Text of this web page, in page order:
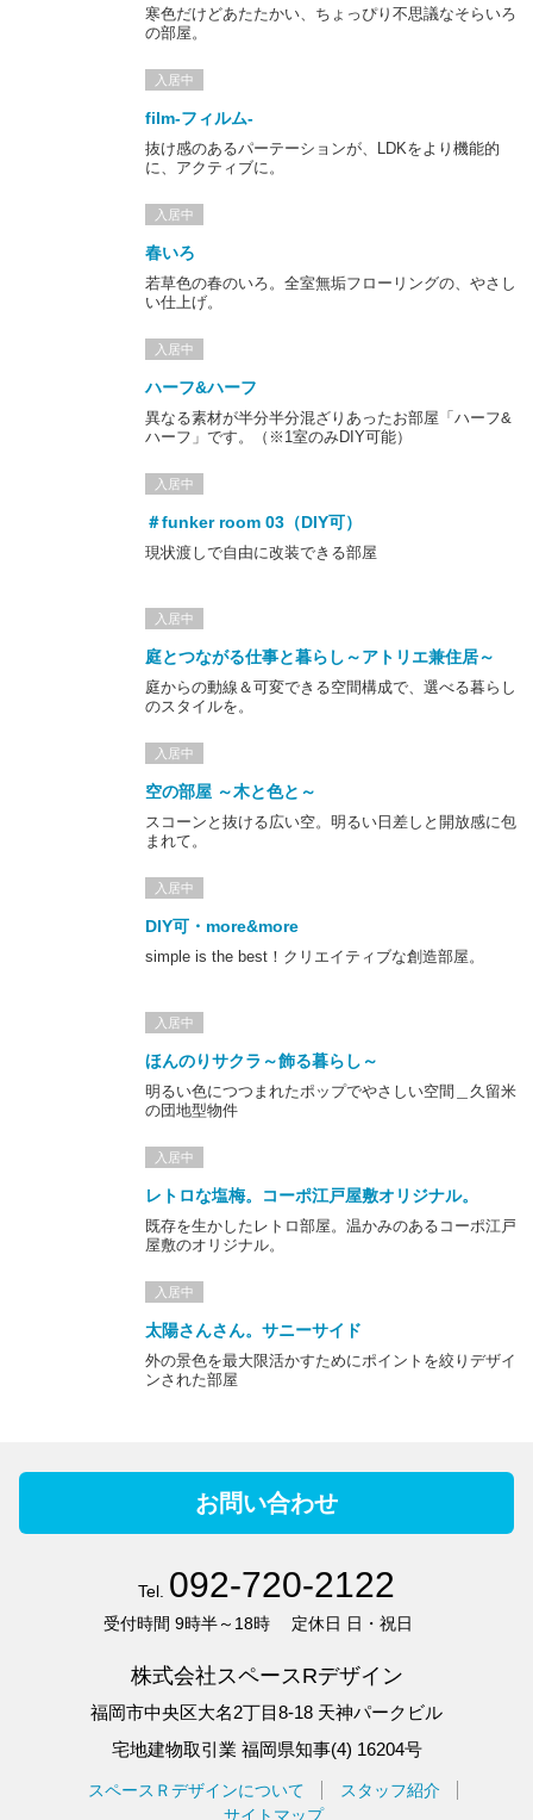
寒色だけどあたたかい、ちょっぴり不思議なそらいろ
の部屋。
入居中
film-フィルム-
抜け感のあるパーテーションが、LDKをより機能的
に、アクティブに。
入居中
春いろ
若草色の春のいろ。全室無垢フローリングの、やさし
い仕上げ。
入居中
ハーフ&ハーフ
異なる素材が半分半分混ざりあったお部屋「ハーフ&
ハーフ」です。（※1室のみDIY可能）
入居中
＃funker room 03（DIY可）
現状渡しで自由に改装できる部屋
入居中
庭とつながる仕事と暮らし～アトリエ兼住居～
庭からの動線＆可変できる空間構成で、選べる暮らし
のスタイルを。
入居中
空の部屋 ～木と色と～
スコーンと抜ける広い空。明るい日差しと開放感に包
まれて。
入居中
DIY可・more&more
simple is the best！クリエイティブな創造部屋。
入居中
ほんのりサクラ～飾る暮らし～
明るい色につつまれたポップでやさしい空間＿久留米
の団地型物件
入居中
レトロな塩梅。コーポ江戸屋敷オリジナル。
既存を生かしたレトロ部屋。温かみのあるコーポ江戸
屋敷のオリジナル。
入居中
太陽さんさん。サニーサイド
外の景色を最大限活かすためにポイントを絞りデザイ
ンされた部屋
お問い合わせ
Tel. 092-720-2122
受付時間 9時半～18時 定休日 日・祝日
株式会社スペースRデザイン
福岡市中央区大名2丁目8-18 天神パークビル
宅地建物取引業 福岡県知事(4) 16204号
スペースＲデザインについて
スタッフ紹介
サイトマップ